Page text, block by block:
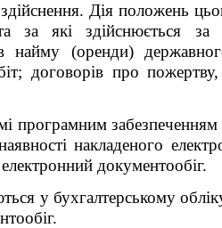
здійснення. Дія положень
за які здійснюється за
найму (оренди)
договорів про
програмним забезпеченням
накладеного
документообіг.
у бухгалтерському